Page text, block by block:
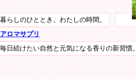
暮らしのひととき、わたしの時間。
アロマサプリ
毎日続けたい自然と元気になる香りの新習慣。